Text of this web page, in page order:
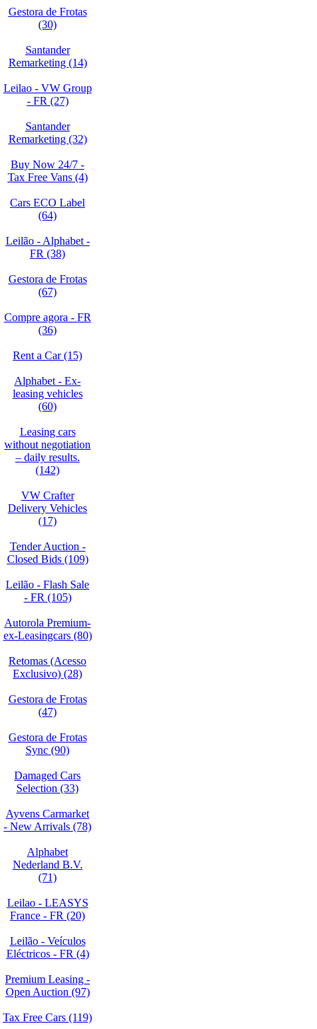
Gestora de Frotas
(30)
Santander
Remarketing (14)
Leilao - VW Group
- FR (27)
Santander
Remarketing (32)
Buy Now 24/7 -
Tax Free Vans (4)
Cars ECO Label
(64)
Leilão - Alphabet -
FR (38)
Gestora de Frotas
(67)
Compre agora - FR
(36)
Rent a Car (15)
Alphabet - Ex-
leasing vehicles
(60)
Leasing cars
without negotiation
– daily results.
(142)
VW Crafter
Delivery Vehicles
(17)
Tender Auction -
Closed Bids (109)
Leilão - Flash Sale
- FR (105)
Autorola Premium-
ex-Leasingcars (80)
Retomas (Acesso
Exclusivo) (28)
Gestora de Frotas
(47)
Gestora de Frotas
Sync (90)
Damaged Cars
Selection (33)
Ayvens Carmarket
- New Arrivals (78)
Alphabet
Nederland B.V.
(71)
Leilao - LEASYS
France - FR (20)
Leilão - Veículos
Eléctricos - FR (4)
Premium Leasing -
Open Auction (97)
Tax Free Cars (119)